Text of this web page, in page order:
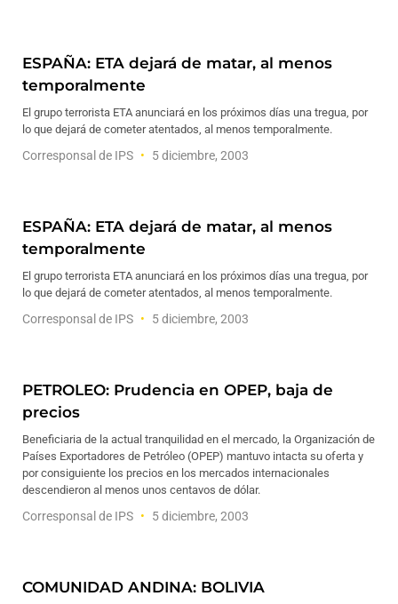
ESPAÑA: ETA dejará de matar, al menos
temporalmente
El grupo terrorista ETA anunciará en los próximos días una tregua, por
lo que dejará de cometer atentados, al menos temporalmente.
Corresponsal de IPS 5 diciembre, 2003
ESPAÑA: ETA dejará de matar, al menos
temporalmente
El grupo terrorista ETA anunciará en los próximos días una tregua, por
lo que dejará de cometer atentados, al menos temporalmente.
Corresponsal de IPS 5 diciembre, 2003
PETROLEO: Prudencia en OPEP, baja de
precios
Beneficiaria de la actual tranquilidad en el mercado, la Organización de
Países Exportadores de Petróleo (OPEP) mantuvo intacta su oferta y
por consiguiente los precios en los mercados internacionales
descendieron al menos unos centavos de dólar.
Corresponsal de IPS 5 diciembre, 2003
COMUNIDAD ANDINA: BOLIVIA